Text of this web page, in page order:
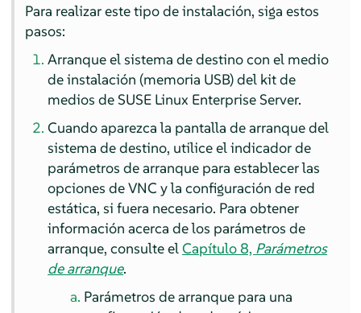
Para realizar este tipo de instalación, siga estos
pasos:
Arranque el sistema de destino con el medio
de instalación (memoria USB) del kit de
medios de SUSE Linux Enterprise Server.
Cuando aparezca la pantalla de arranque del
sistema de destino, utilice el indicador de
parámetros de arranque para establecer las
opciones de VNC y la configuración de red
estática, si fuera necesario. Para obtener
información acerca de los parámetros de
arranque, consulte elCapítulo 8, Parámetros
de arranque.
Parámetros de arranque para una